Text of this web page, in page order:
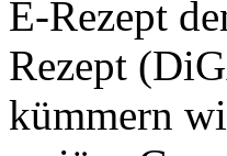
E-Rezept
Rezept
kümmern